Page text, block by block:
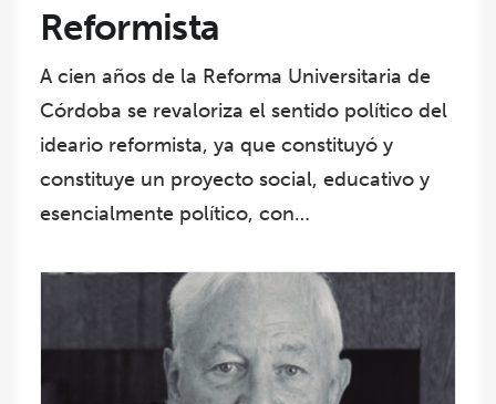
Reformista
A cien años de la Reforma Universitaria de
Córdoba se revaloriza el sentido político del
ideario reformista, ya que constituyó y
constituye un proyecto social, educativo y
esencialmente político, con…